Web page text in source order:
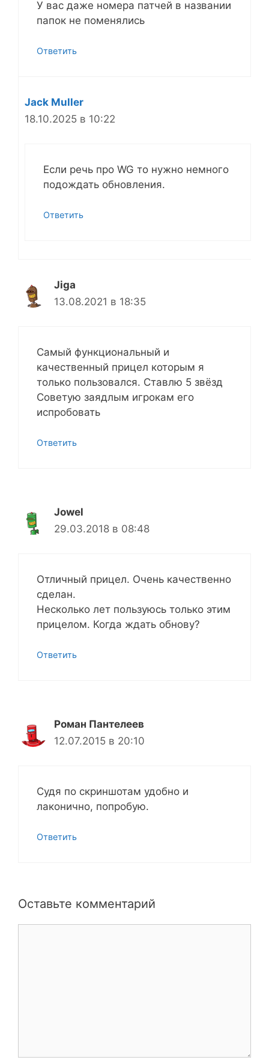
У вас даже номера патчей в названии
папок не поменялись
Ответить
Jack Muller
18.10.2025 в 10:22
Если речь про WG то нужно немного
подождать обновления.
Ответить
Jiga
13.08.2021 в 18:35
Самый функциональный и
качественный прицел которым я
только пользовался. Ставлю 5 звёзд
Советую заядлым игрокам его
испробовать
Ответить
Jowel
29.03.2018 в 08:48
Отличный прицел. Очень качественно
сделан.
Несколько лет пользуюсь только этим
прицелом. Когда ждать обнову?
Ответить
Роман Пантелеев
12.07.2015 в 20:10
Судя по скриншотам удобно и
лаконично, попробую.
Ответить
Оставьте комментарий